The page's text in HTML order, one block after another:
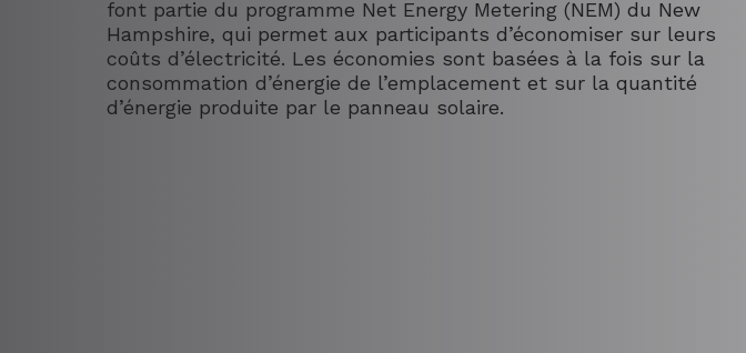
font partie du programme Net Energy Metering (NEM) du New
Hampshire, qui permet aux participants d’économiser sur leurs
coûts d’électricité. Les économies sont basées à la fois sur la
consommation d’énergie de l’emplacement et sur la quantité
d’énergie produite par le panneau solaire.